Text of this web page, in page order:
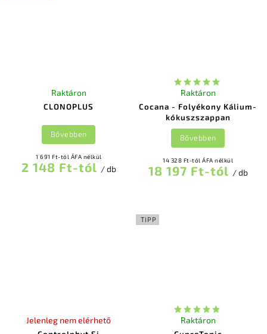
CLONOPLUS
Raktáron
1 691 Ft-tól ÁFA nélkül
2 148 Ft-tól / db
Bővebben
Cocana - Folyékony Kálium-
kókuszszappan
Raktáron
14 328 Ft-tól ÁFA nélkül
18 197 Ft-tól / db
Bővebben
Jelenleg nem elérhető
TIPP
Raktáron